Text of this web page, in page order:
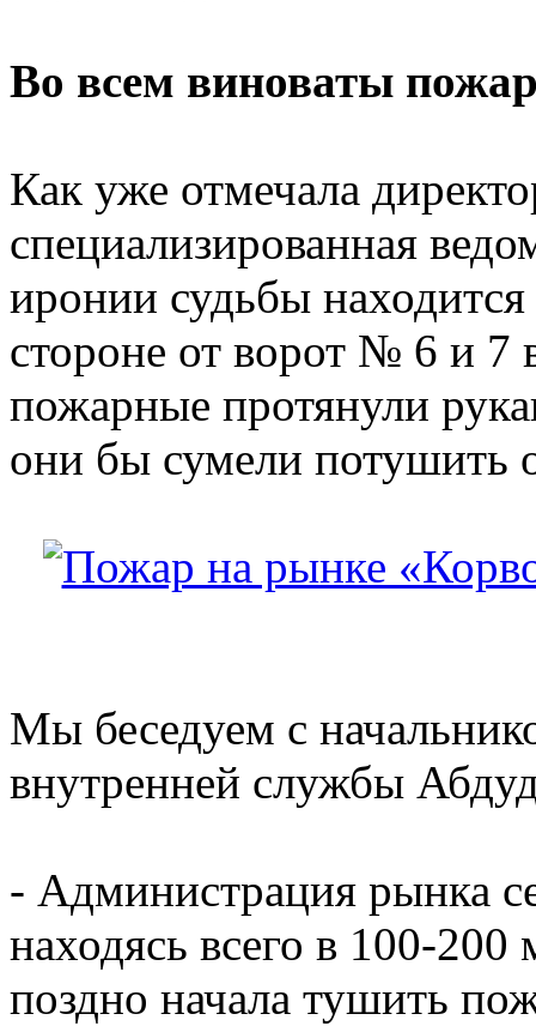
Во всем виноваты
Как уже отмечала
специализированная
иронии судьбы
стороне от ворот № 6 и 7
пожарные протянули
они бы сумели потушить
Мы беседуем с
внутренней службы
- Администрация рынка
находясь всего в 100-
поздно начала тушить